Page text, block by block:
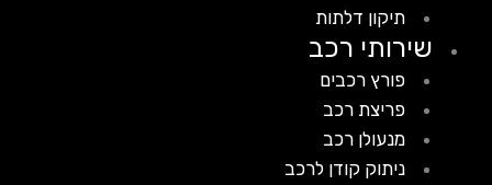
תיקון דלתות
שירותי רכב
פורץ רכבים
פריצת רכב
מנעולן רכב
ניתוק קודן לרכב